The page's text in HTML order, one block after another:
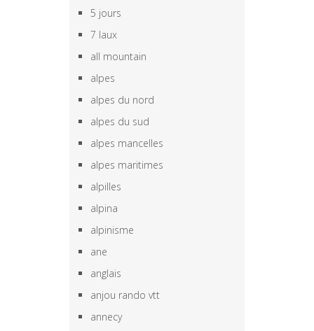
5 jours
7 laux
all mountain
alpes
alpes du nord
alpes du sud
alpes mancelles
alpes maritimes
alpilles
alpina
alpinisme
ane
anglais
anjou rando vtt
annecy